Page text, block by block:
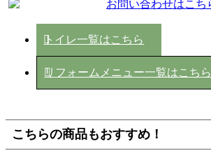
トイレ一覧はこちら
リフォームメニュー一覧はこちら
こちらの商品もおすすめ！